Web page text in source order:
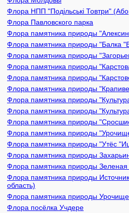
Флора НПП "Подільські Товтри"
Флора Павловского парка
Флора памятника природы
Флора памятника природы "Балка
Флора памятника природы
Флора памятника природы
Флора памятника природы
Флора памятника природы
Флора памятника природы
Флора памятника природы
Флора памятника природы
Флора памятника природы
Флора памятника природы "Утёс
Флора памятника природы
Флора памятника природы Зеленая
Флора памятника природы
область)
Флора памятника природы
Флора посёлка Учдере